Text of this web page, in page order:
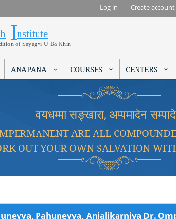
main
Log in Create account
Institute
Institute
of Sayagyi U Ba Khin
ANAPANA COURSES CENTERS
वयधम्मा सङ्खारा, अप्पमादेन
ARE ALL
OUT YOUR OWN SALVATION
Pahuneyya, Anjalikarniya Dr.